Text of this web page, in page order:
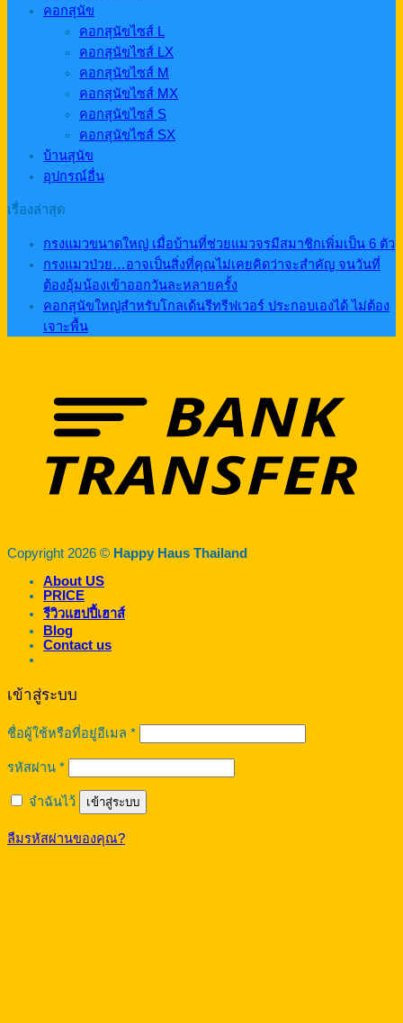
คอกสุนัข
คอกสุนัขไซส์ L
คอกสุนัขไซส์ LX
คอกสุนัขไซส์ M
คอกสุนัขไซส์ MX
คอกสุนัขไซส์ S
คอกสุนัขไซส์ SX
บ้านสุนัข
อุปกรณ์อื่น
เรื่องล่าสุด
กรงแมวขนาดใหญ่ เมื่อบ้านที่ช่วยแมวจรมีสมาชิกเพิ่มเป็น 6 ตัว
กรงแมวป่วย…อาจเป็นสิ่งที่คุณไม่เคยคิดว่าจะสำคัญ จนวันที่
ต้องอุ้มน้องเข้าออกวันละหลายครั้ง
คอกสุนัขใหญ่สำหรับโกลเด้นรีทรีฟเวอร์ ประกอบเองได้ ไม่ต้อง
เจาะพื้น
Copyright 2026 © Happy Haus Thailand
About US
PRICE
รีวิวแฮปปี้เฮาส์
Blog
Contact us
เข้าสู่ระบบ
ชื่อผู้ใช้หรือที่อยู่อีเมล *ต้องการ
รหัสผ่าน *ต้องการ
จำฉันไว้ เข้าสู่ระบบ
ลืมรหัสผ่านของคุณ?